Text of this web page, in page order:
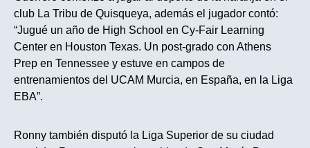
club La Tribu de Quisqueya, además el jugador contó:
“Jugué un año de High School en Cy-Fair Learning
Center en Houston Texas. Un post-grado con Athens
Prep en Tennessee y estuve en campos de
entrenamientos del UCAM Murcia, en España, en la Liga
EBA”.
Ronny también disputó la Liga Superior de su ciudad